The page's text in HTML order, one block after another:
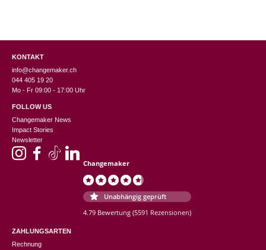
KONTAKT
info@changemaker.ch
044 405 19 20
Mo - Fr 09:00 - 17:00 Uhr
FOLLOW US
Changemaker News
Impact Stories
Newsletter
Changemaker
Unabhängig geprüft
4.79 Bewertung (5591 Rezensionen)
ZAHLUNGSARTEN
Rechnung